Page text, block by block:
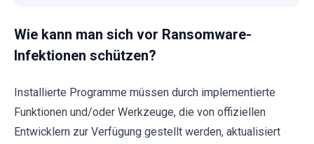
Wie kann man sich vor Ransomware-
Infektionen schützen?
Installierte Programme müssen durch implementierte
Funktionen und/oder Werkzeuge, die von offiziellen
Entwicklern zur Verfügung gestellt werden, aktualisiert